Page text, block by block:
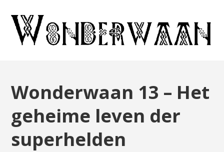
Wonderwaan 13 – Het
geheime leven der
superhelden